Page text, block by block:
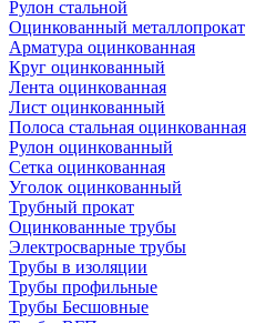
Рулон стальной
Оцинкованный металлопрокат
Арматура оцинкованная
Круг оцинкованный
Лента оцинкованная
Лист оцинкованный
Полоса стальная оцинкованная
Рулон оцинкованный
Сетка оцинкованная
Уголок оцинкованный
Трубный прокат
Оцинкованные трубы
Электросварные трубы
Трубы в изоляции
Трубы профильные
Трубы Бесшовные